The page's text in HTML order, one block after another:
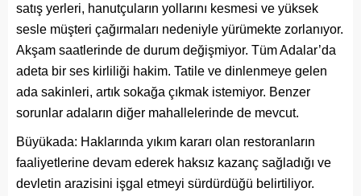
satış yerleri, hanutçuların yollarını kesmesi ve yüksek
sesle müşteri çağırmaları nedeniyle yürümekte zorlanıyor.
Akşam saatlerinde de durum değişmiyor. Tüm Adalar’da
adeta bir ses kirliliği hakim. Tatile ve dinlenmeye gelen
ada sakinleri, artık sokağa çıkmak istemiyor. Benzer
sorunlar adaların diğer mahallelerinde de mevcut.
Büyükada: Haklarında yıkım kararı olan restoranların
faaliyetlerine devam ederek haksız kazanç sağladığı ve
devletin arazisini işgal etmeyi sürdürdüğü belirtiliyor.